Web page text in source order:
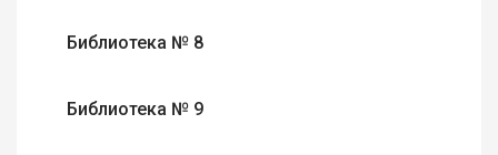
Библиотека № 8
Библиотека № 9